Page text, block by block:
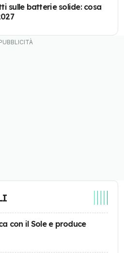
sulle batterie solide: cosa
con il Sole e produce